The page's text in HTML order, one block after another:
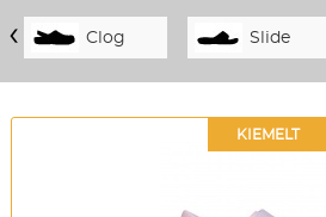
Nyári új termékek előre
Clog Slide
‹
KIEMELT